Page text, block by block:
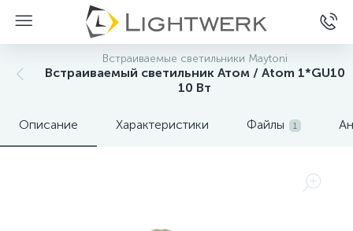
Встраиваемые светильники Maytoni
Встраиваемый светильник Атом / Atom 1*GU10
10 Вт
Описание Характеристики Файлы 1